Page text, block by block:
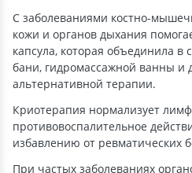
С заболеваниями костно-
кожи и органов дыхания
капсула, которая объединила в
бани, гидромассажной ванны и
альтернативной терапии.
Криотерапия нормализует
противовоспалительное
избавлению от ревматических
При частых заболеваниях